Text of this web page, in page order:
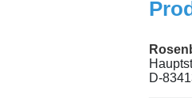
D-